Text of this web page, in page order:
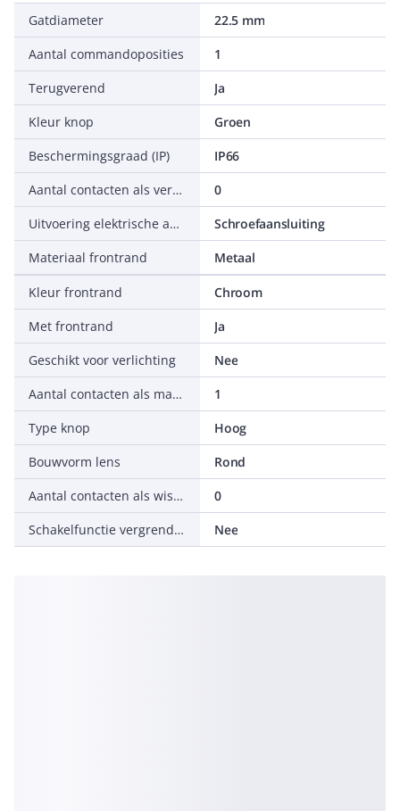
Gatdiameter
22.5 mm
Aantal commandoposities
1
Terugverend
Ja
Kleur knop
Groen
Beschermingsgraad (IP)
IP66
Aantal contacten als verbreekcontact
0
Uitvoering elektrische aansluiting
Schroefaansluiting
Materiaal frontrand
Metaal
Kleur frontrand
Chroom
Met frontrand
Ja
Geschikt voor verlichting
Nee
Aantal contacten als maakcontact
1
Type knop
Hoog
Bouwvorm lens
Rond
Aantal contacten als wisselcontact
0
Schakelfunctie vergrendelend
Nee